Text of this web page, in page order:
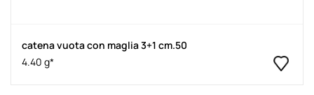
catena vuota con maglia 3+1 cm.50
4.40 g*